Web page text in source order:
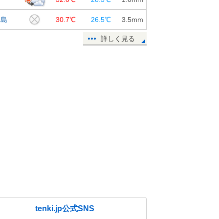
30.7℃ 26.5℃ 3.5mm
詳しく見る
tenki.jp公式SNS